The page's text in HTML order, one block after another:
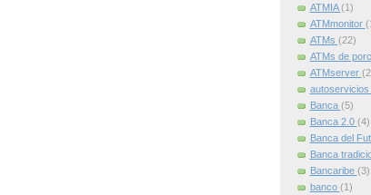
ATMIA(1)
ATMmonitor
ATMs (22)
ATMs de
ATMserver
autoservicios
Banca (5)
Banca 2.0 (4)
Banca del
Banca
Bancaribe (3)
banco (1)